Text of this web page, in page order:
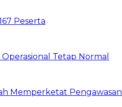
Peserta
Tetap Normal
Memperketat Pengawasan